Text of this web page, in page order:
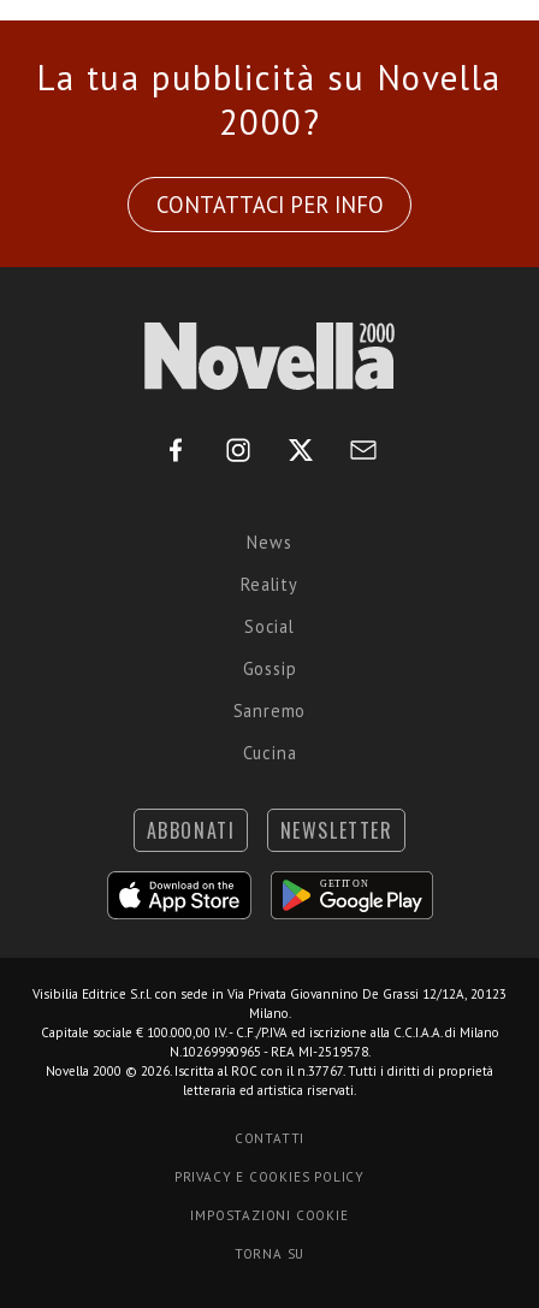
La tua pubblicità su Novella
2000?
CONTATTACI PER INFO
News
Reality
Social
Gossip
Sanremo
Cucina
ABBONATI NEWSLETTER
Visibilia Editrice S.r.l. con sede in Via Privata Giovannino De Grassi 12/12A, 20123
Milano.
Capitale sociale € 100.000,00 I.V. - C.F./P.IVA ed iscrizione alla C.C.I.A.A. di Milano
N.10269990965 - REA MI-2519578.
Novella 2000 © 2026. Iscritta al ROC con il n.37767. Tutti i diritti di proprietà
letteraria ed artistica riservati.
CONTATTI
PRIVACY E COOKIES POLICY
IMPOSTAZIONI COOKIE
TORNA SU